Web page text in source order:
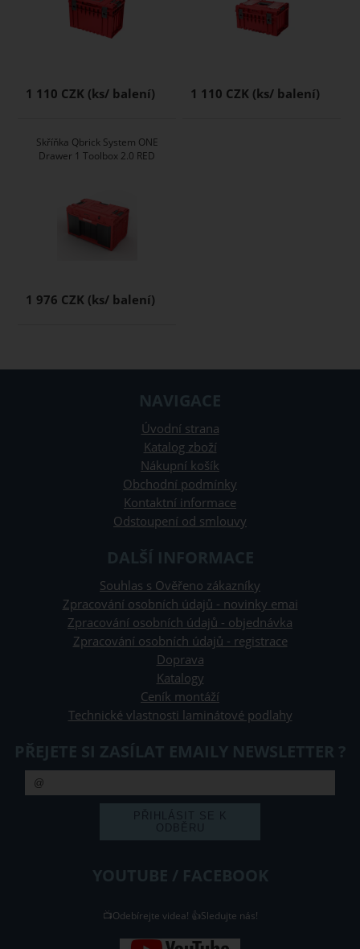
1 110 CZK 1 110 CZK
Skříňka Qbrick System ONE
Drawer 1 Toolbox 2.0 RED
1 976 CZK
NAVIGACE
Úvodní strana
Katalog zboží
Nákupní košík
Obchodní podmínky
Kontaktní informace
Odstoupení od smlouvy
DALŠÍ INFORMACE
Souhlas s Ověřeno zákazníky
Zpracování osobních údajů - novinky emai
Zpracování osobních údajů - objednávka
Zpracování osobních údajů - registrace
Doprava
Katalogy
Ceník montáží
Technické vlastnosti laminátové podlahy
PŘEJETE SI ZASÍLAT EMAILY NEWSLETTER ?
YOUTUBE / FACEBOOK
📺Odebírejte videa! 👍Sledujte nás!